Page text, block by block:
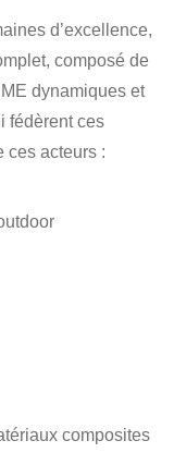
d’excellence,
composé de
dynamiques et
fédèrent ces
ces acteurs :
composites